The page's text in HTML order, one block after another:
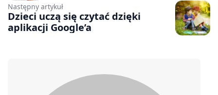
Następny artykuł
Dzieci uczą się czytać dzięki
aplikacji Google’a